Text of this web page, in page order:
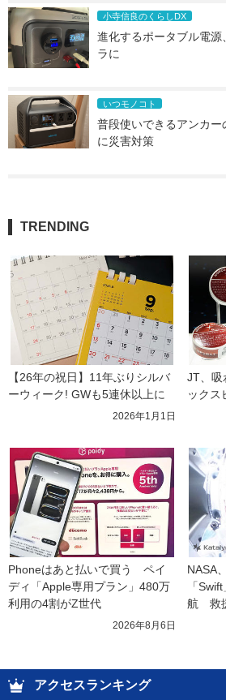
小寺信良のくらしDX
進化するポータブル電
ラに
いつモノコト
普段使いできるアンカ
に災害対策
TRENDING
【26年の祝日】11年ぶりシルバ
ーウィーク! GWも5連休以上に
2026年1月1日
JT、吸
ックス
Phoneはあと払いで買う　ペイ
ディ「Apple専用プラン」480万
利用の4割がZ世代
2026年8月6日
NASA
「
航　救
アクセスランキング